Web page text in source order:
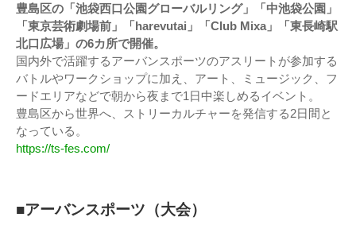
豊島区の「池袋西口公園グローバルリング」「中池袋公園」
「東京芸術劇場前」「harevutai」「Club Mixa」「東長崎駅
北口広場」の6カ所で開催。
国内外で活躍するアーバンスポーツのアスリートが参加する
バトルやワークショップに加え、アート、ミュージック、フ
ードエリアなどで朝から夜まで1日中楽しめるイベント。
豊島区から世界へ、ストリーカルチャーを発信する2日間と
なっている。
https://ts-fes.com/
■アーバンスポーツ（大会）